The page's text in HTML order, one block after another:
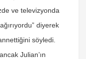
ve televizyonda
diyerek
söyledi.
Julian’ın